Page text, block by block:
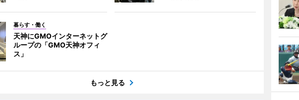
暮らす・働く
天神にGMOインターネットグ
ループの「GMO天神オフィ
ス」
もっと見る